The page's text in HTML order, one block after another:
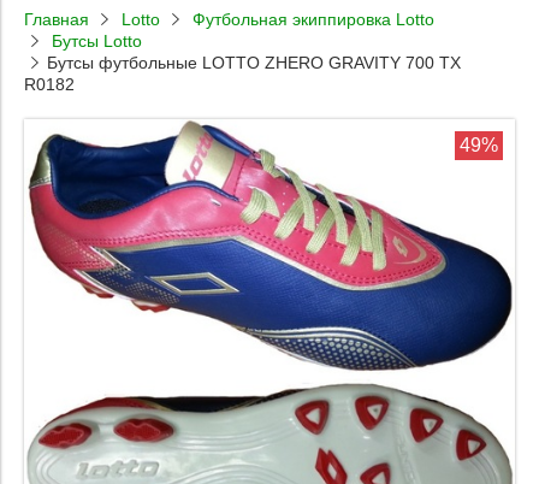
Главная Lotto
Футбольная экиппировка Lotto
Бутсы Lotto
Бутсы футбольные LOTTO ZHERO GRAVITY 700 TX
R0182
49%